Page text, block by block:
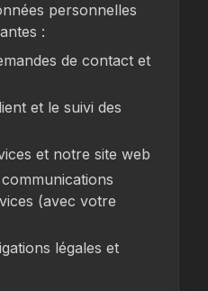
personnelles
:
de contact et
et le suivi des
et notre site web
(avec votre
légales et